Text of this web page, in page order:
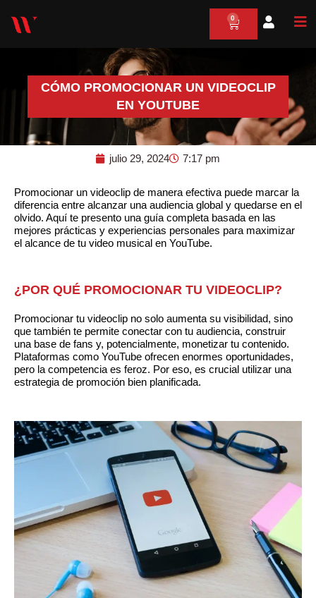
contenido
0
Cart
CÓMO PROMOCIONAR UN VIDEOCLIP
EN YOUTUBE
julio 29, 2024 7:17 pm
Promocionar un videoclip de manera efectiva puede marcar la
diferencia entre alcanzar una audiencia global y quedarse en el
olvido. Aquí te presento una guía completa basada en las
mejores prácticas y experiencias personales para maximizar
el alcance de tu video musical en YouTube.
¿POR QUÉ PROMOCIONAR TU VIDEOCLIP?
Promocionar tu videoclip no solo aumenta su visibilidad, sino
que también te permite conectar con tu audiencia, construir
una base de fans y, potencialmente, monetizar tu contenido.
Plataformas como YouTube ofrecen enormes oportunidades,
pero la competencia es feroz. Por eso, es crucial utilizar una
estrategia de promoción bien planificada.